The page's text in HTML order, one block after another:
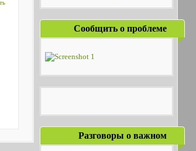
Сообщить о проблеме
Разговоры о важном